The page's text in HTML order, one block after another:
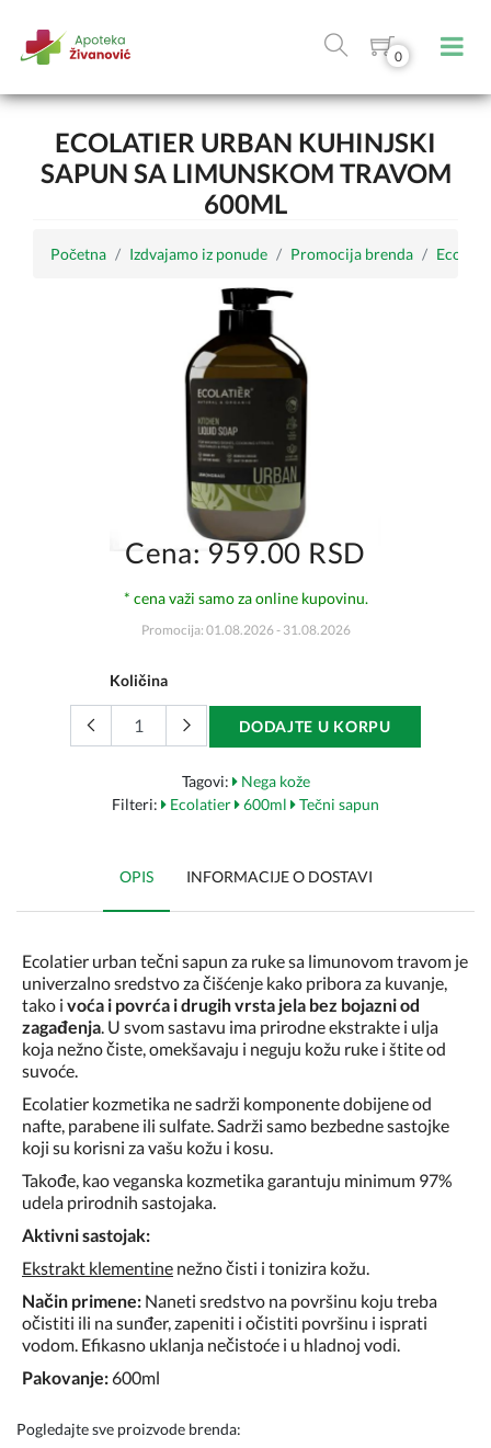
0
ECOLATIER URBAN KUHINJSKI
SAPUN SA LIMUNSKOM TRAVOM
600ML
Početna Izdvajamo iz ponude Promocija brenda
Cena: 959.00 RSD
* cena važi samo za online kupovinu.
Promocija: 01.08.2026 - 31.08.2026
Količina
DODAJTE U KORPU
Tagovi: Nega kože
Filteri:
Ecolatier 600ml Tečni sapun
OPIS INFORMACIJE O DOSTAVI
Ecolatier urban tečni sapun za ruke sa limunovom travom je
univerzalno sredstvo za čišćenje kako pribora za kuvanje,
tako i voća i povrća i drugih vrsta jela bez bojazni od
zagađenja. U svom sastavu ima prirodne ekstrakte i ulja
koja nežno čiste, omekšavaju i neguju kožu ruke i štite od
suvoće.
Ecolatier kozmetika ne sadrži komponente dobijene od
nafte, parabene ili sulfate. Sadrži samo bezbednesastojke
koji su korisni za vašu kožu i kosu.
Takođe, kao veganska kozmetika garantuju minimum 97%
udela prirodnih sastojaka.
Aktivni sastojak:
Ekstrakt klementine nežno čisti i tonizira kožu.
Način primene: Naneti sredstvo na površinu koju treba
očistiti ili na sunđer, zapeniti i očistiti površinu i isprati
vodom. Efikasno uklanja nečistoće i u hladnoj vodi.
Pakovanje:600ml
Pogledajte sve proizvode brenda: